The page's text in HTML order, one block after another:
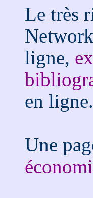
Le très
ligne,
en
Une